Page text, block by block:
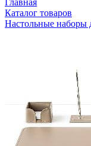
Каталог товаров
Настольные наборы